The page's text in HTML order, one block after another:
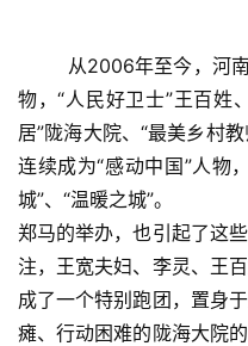
从2006年至今，河南
物，“人民好卫士”王百姓
居”陇海大院、“最美乡村教
连续成为“感动中国”人物
城”、“温暖之城”。
郑马的举办，也引起了这
注，王宽夫妇、李灵、王
成了一个特别跑团，置身
瘫、行动困难的陇海大院